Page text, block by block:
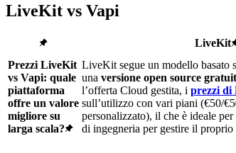
LiveKit vs Vapi
LiveKit
Prezzi LiveKit
vs Vapi: quale
piattaforma
offre un valore
migliore su
larga scala?
LiveKit segue un modello basato
una versione open source
l’offerta Cloud gestita, i prezzi di
sull’utilizzo con vari piani (€50/
personalizzato), il che è ideale
di ingegneria per gestire il proprio